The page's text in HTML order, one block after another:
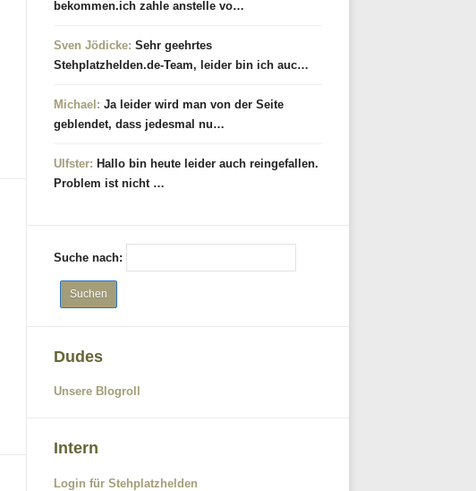
bekommen.ich zahle anstelle vo…
Sven Jödicke: Sehr geehrtes
Stehplatzhelden.de-Team, leider bin ich auc…
Michael: Ja leider wird man von der Seite
geblendet, dass jedesmal nu…
Ulfster: Hallo bin heute leider auch reingefallen.
Problem ist nicht …
Suche nach:
Dudes
Unsere Blogroll
Intern
Login für Stehplatzhelden